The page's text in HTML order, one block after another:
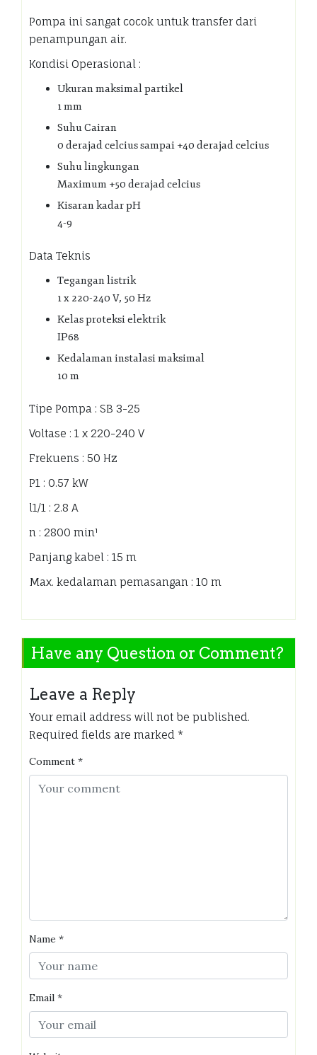
Pompa ini sangat cocok untuk transfer dari
penampungan air.
Kondisi Operasional :
Ukuran maksimal partikel
1 mm
Suhu Cairan
0 derajad celcius sampai +40 derajad celcius
Suhu lingkungan
Maximum +50 derajad celcius
Kisaran kadar pH
4-9
Data Teknis
Tegangan listrik
1 x 220-240 V, 50 Hz
Kelas proteksi elektrik
IP68
Kedalaman instalasi maksimal
10 m
Tipe Pompa : SB 3-25
Voltase : 1 x 220-240 V
Frekuens : 50 Hz
P1 : 0.57 kW
l1/1 : 2.8 A
n : 2800 min¹
Panjang kabel : 15 m
Max. kedalaman pemasangan : 10 m
Have any Question or Comment?
Leave a Reply
Your email address will not be published.
Required fields are marked *
Comment *
Name *
Email *